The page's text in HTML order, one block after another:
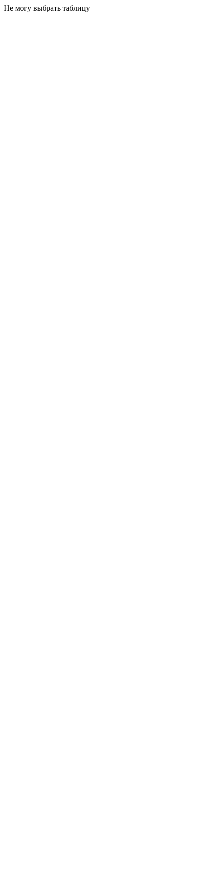
Не могу выбрать таблицу